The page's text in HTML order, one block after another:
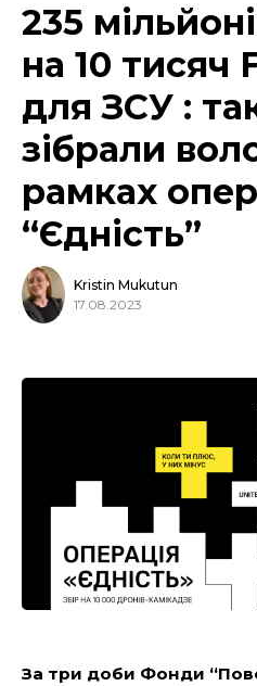
235
на 10 тисяч
для ЗСУ :
зібрали
рамках
“Єдність”
Kristin Mukutun
17.08.2023
За три доби Фонди